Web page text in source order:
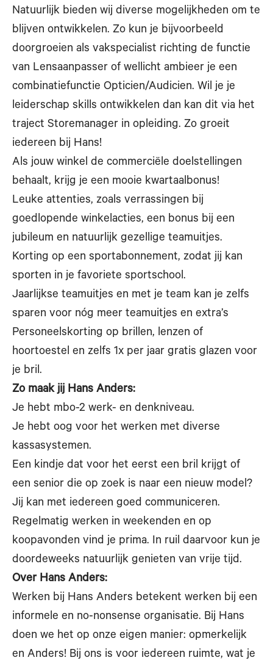
Natuurlijk bieden wij diverse mogelijkheden om te
blijven ontwikkelen. Zo kun je bijvoorbeeld
doorgroeien als vakspecialist richting de functie
van Lensaanpasser of wellicht ambieer je een
combinatiefunctie Opticien/Audicien. Wil je je
leiderschap skills ontwikkelen dan kan dit via het
traject Storemanager in opleiding. Zo groeit
iedereen bij Hans!
Als jouw winkel de commerciële doelstellingen
behaalt, krijg je een mooie kwartaalbonus!
Leuke attenties, zoals verrassingen bij
goedlopende winkelacties, een bonus bij een
jubileum en natuurlijk gezellige teamuitjes.
Korting op een sportabonnement, zodat jij kan
sporten in je favoriete sportschool.
Jaarlijkse teamuitjes en met je team kan je zelfs
sparen voor nóg meer teamuitjes en extra’s
Personeelskorting op brillen, lenzen of
hoortoestel en zelfs 1x per jaar gratis glazen voor
je bril.
Zo maak jij Hans Anders:
Je hebt mbo-2 werk- en denkniveau.
Je hebt oog voor het werken met diverse
kassasystemen.
Een kindje dat voor het eerst een bril krijgt of
een senior die op zoek is naar een nieuw model?
Jij kan met iedereen goed communiceren.
Regelmatig werken in weekenden en op
koopavonden vind je prima. In ruil daarvoor kun je
doordeweeks natuurlijk genieten van vrije tijd.
Over Hans Anders:
Werken bij Hans Anders betekent werken bij een
informele en no-nonsense organisatie. Bij Hans
doen we het op onze eigen manier: opmerkelijk
en Anders! Bij ons is voor iedereen ruimte, wat je